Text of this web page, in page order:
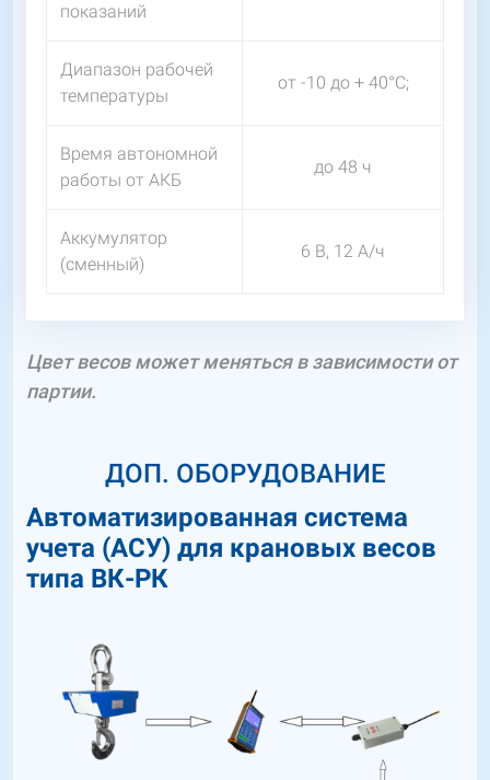
показаний
Диапазон рабочей
температуры
от -10 до + 40°C;
Время автономной
работы от АКБ
до 48 ч
Аккумулятор
(сменный)
6 В, 12 А/ч
Цвет весов может меняться в зависимости от
партии.
ДОП. ОБОРУДОВАНИЕ
Автоматизированная система
учета (АСУ) для крановых весов
типа ВК-РК